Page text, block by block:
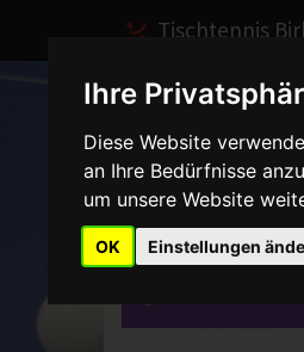
Ihre
Diese Website
an Ihre Bedürfnisse
um unsere Website
OK Einstellungen
Tischtennis
Home Spiele